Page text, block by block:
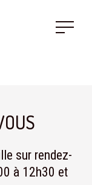
sur rendez-
à 12h30 et